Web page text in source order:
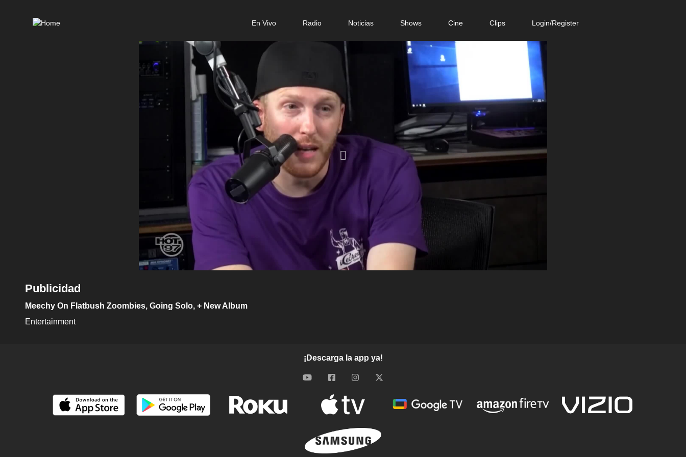
En Vivo Radio Noticias Shows Cine Clips Login/Register
Publicidad
Meechy On Flatbush Zoombies, Going Solo, + New Album
Entertainment
¡Descarga la app ya!